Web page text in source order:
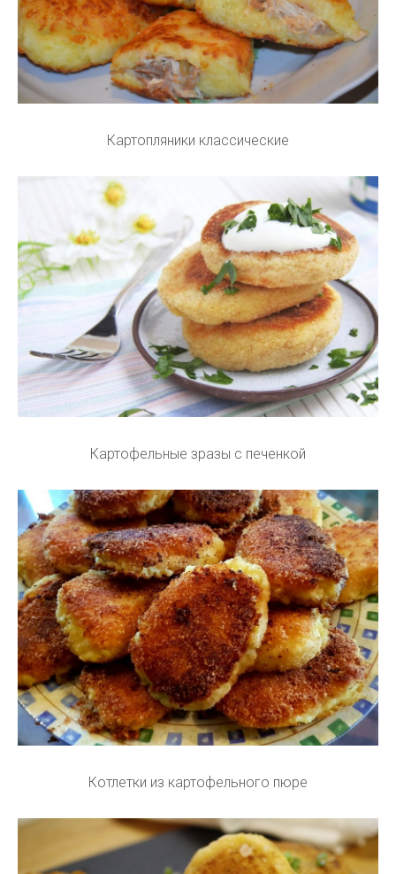
Картопляники классические
Картофельные зразы с печенкой
Котлетки из картофельного пюре